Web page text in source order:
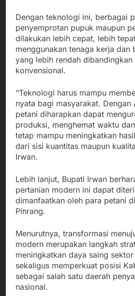
Dengan teknologi ini, berbagai
penyemprotan pupuk maupun
dilakukan lebih cepat, lebih
menggunakan tenaga kerja dan
yang lebih rendah dibandingkan
konvensional.
“Teknologi harus mampu
nyata bagi masyarakat. Dengan
petani diharapkan dapat
produksi, menghemat waktu
tetap mampu meningkatkan
dari sisi kuantitas maupun
Irwan.
Lebih lanjut, Bupati Irwan
pertanian modern ini dapat
dimanfaatkan oleh para petani
Pinrang.
Menurutnya, transformasi
modern merupakan langkah
meningkatkan daya saing
sekaligus memperkuat posisi
sebagai salah satu daerah
nasional.